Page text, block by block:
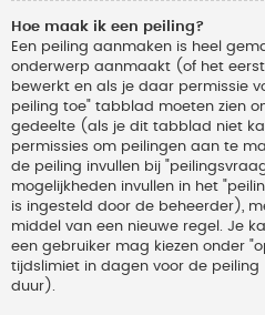
Hoe maak ik een peiling?
Een peiling aanmaken is heel
onderwerp aanmaakt (of het
bewerkt en als je daar permissie
peiling toe" tabblad moeten zien
gedeelte (als je dit tabblad niet
permissies om peilingen aan te
de peiling invullen bij
mogelijkheden invullen in het
is ingesteld door de beheerder),
middel van een nieuwe regel. Je
een gebruiker mag kiezen onder
tijdslimiet in dagen voor de
duur).